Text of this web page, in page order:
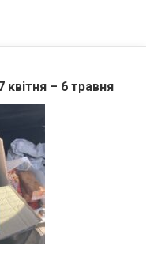
– 6 травня